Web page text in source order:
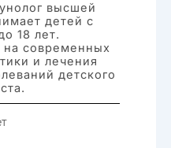
высшей
детей с
18 лет.
на современных
и лечения
детского